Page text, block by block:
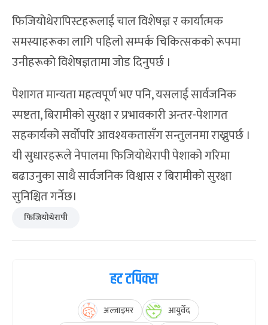
फिजियोथेरापिस्टहरूलाई चाल विशेषज्ञ र कार्यात्मक
समस्याहरूका लागि पहिलो सम्पर्क चिकित्सकको रूपमा
उनीहरूको विशेषज्ञतामा जोड दिनुपर्छ ।
पेशागत मान्यता महत्वपूर्ण भए पनि, यसलाई सार्वजनिक
स्पष्टता, बिरामीको सुरक्षा र प्रभावकारी अन्तर-पेशागत
सहकार्यको सर्वोपरि आवश्यकतासँग सन्तुलनमा राख्नुपर्छ ।
यी सुधारहरूले नेपालमा फिजियोथेरापी पेशाको गरिमा
बढाउनुका साथै सार्वजनिक विश्वास र बिरामीको सुरक्षा
सुनिश्चित गर्नेछ।
फिजियोथेरापी
हट टपिक्स
अल्जाइमर
आयुर्वेद